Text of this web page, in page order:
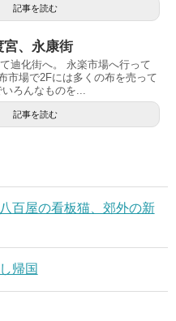
記事を読む
宮、永康街
迪化街へ。 永楽市場へ行って
市場で2Fには多くの布を売って
ろんなものを...
記事を読む
百屋の看板猫、郊外の新
帰国